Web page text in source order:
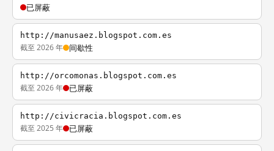
已屏蔽
http://manusaez.blogspot.com.es
截至 2026 年 间歇性
http://orcomonas.blogspot.com.es
截至 2026 年 已屏蔽
http://civicracia.blogspot.com.es
截至 2025 年 已屏蔽